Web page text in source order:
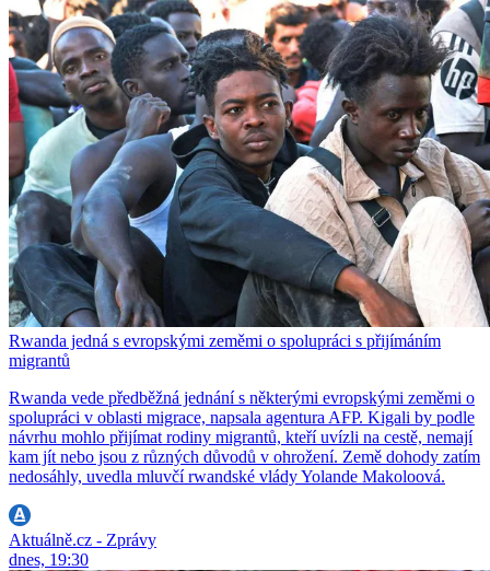
Rwanda jedná s evropskými zeměmi o spolupráci s přijímáním
migrantů
Rwanda vede předběžná jednání s některými evropskými zeměmi o
spolupráci v oblasti migrace, napsala agentura AFP. Kigali by podle
návrhu mohlo přijímat rodiny migrantů, kteří uvízli na cestě, nemají
kam jít nebo jsou z různých důvodů v ohrožení. Země dohody zatím
nedosáhly, uvedla mluvčí rwandské vlády Yolande Makoloová.
Aktuálně.cz - Zprávy
dnes, 19:30